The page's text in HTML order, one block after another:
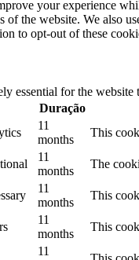
your experience
the website. We also
to opt-out of these
essential for the
Duração
11
months
This
11
months
The
11
months
This
11
months
This
11